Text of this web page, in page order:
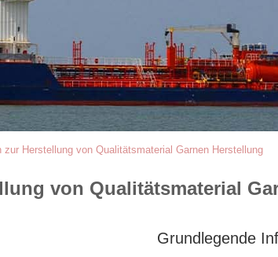
Herstellung von Qualitätsmaterial Garnen Herstellung
von Qualitätsmaterial
Grundlegende